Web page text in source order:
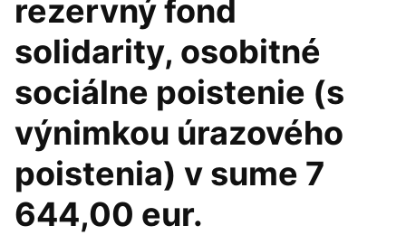
rezervný fond
solidarity, osobitné
sociálne poistenie (s
výnimkou úrazového
poistenia) v sume 7
644,00 eur.